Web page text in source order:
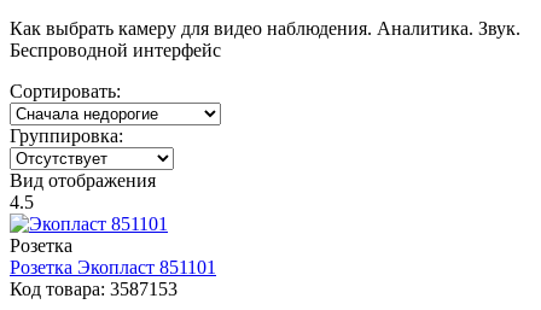
Как выбрать камеру для видео наблюдения. Аналитика. Звук.
Беспроводной интерфейс
Сортировать:
Группировка:
Вид отображения
4.5
Розетка
Розетка Экопласт 851101
Код товара: 3587153